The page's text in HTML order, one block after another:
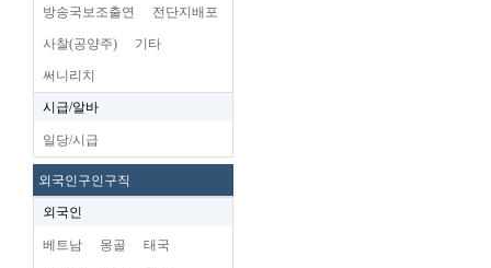
방송국보조출연 전단지배포
사찰(공양주) 기타
써니리치
시급/알바
일당/시급
외국인구인구직
외국인
베트남 몽골 태국